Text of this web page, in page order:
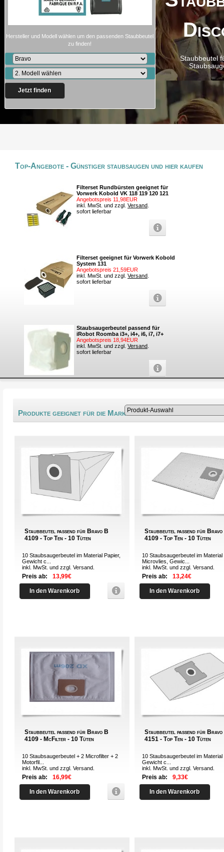
Staubbeutel
Hersteller und Modell wählen um den passenden Staubbeutel
zu finden!
Jetzt finden
Top-Angebote - Günstiger staubsaugen und hier kaufen
Filterset Rundbürsten geeignet für
Vorwerk Kobold VK 118 119 120 121
Angebotspreis 11,98EUR
inkl. MwSt. und zzgl. Versand
sofort lieferbar
Filterset geeignet für Vorwerk Kobold
System 131
Angebotspreis 21,59EUR
inkl. MwSt. und zzgl. Versand
sofort lieferbar
Staubsaugerbeutel passend für
iRobot Roomba i3+, i4+, i6, i7, i7+
Angebotspreis 18,94EUR
inkl. MwSt. und zzgl. Versand
sofort lieferbar
Produkte geeignet für die Marke Bravo®
Staubbeutel passend für Bravo B
4109 - Top Ten - 10 Tüten
10 Staubsaugerbeutel im Material Papier,
Gewicht c...
inkl. MwSt. und zzgl.Versand
Preis ab: 13,99€
In den Warenkorb
Staubbeutel passend für
4109 - Top Ten - 10 Tüten
10 Staubsaugerbeutel im Material
Microvlies, Gewic...
inkl. MwSt. und zzgl.Versand
Preis ab: 13,24€
In den Warenkorb
Staubbeutel passend für Bravo B
4109 - McFilter - 10 Tüten
10 Staubsaugerbeutel + 2 Microfilter + 2
Motorfil...
inkl. MwSt. und zzgl.Versand
Preis ab: 16,99€
In den Warenkorb
Staubbeutel passend für
4151 - Top Ten - 10 Tüten
10 Staubsaugerbeutel im Material
Gewicht c...
inkl. MwSt. und zzgl.Versand
Preis ab: 9,33€
In den Warenkorb